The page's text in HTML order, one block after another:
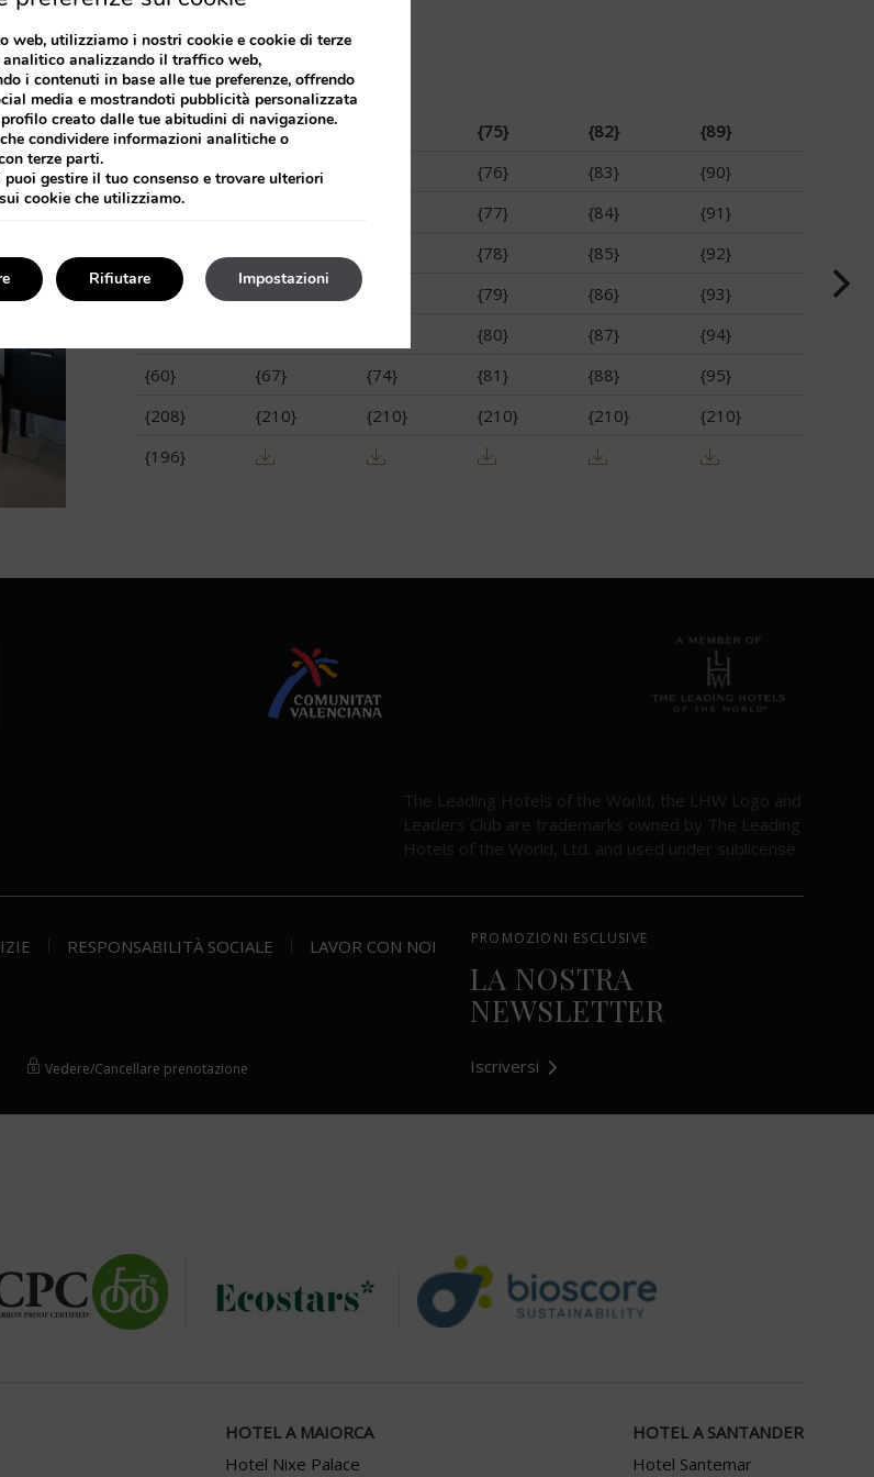
{51}
{54} {61} {75} {82}
{89}
{55}
{62} {76} {83}
{90}
{77} {84}
{91}
{57}
{64} {78} {85}
{92}
{58}
{65} {79} {86}
{93}
{80} {87}
{94}
{60}
{67} {74} {81} {88}
{95}
{208}
{210} {210} {210} {210}
{210}
{196}
The Leading Hotels of the World, the LHW Logo and
Leaders Club are trademarks owned by The Leading
Hotels of the World, Ltd. and used under sublicense
RESPONSABILITÀ SOCIALE LAVOR CON NOI
Vedere/Cancellare prenotazione
PROMOZIONI ESCLUSIVE
LA NOSTRA
NEWSLETTER
Iscriversi
HOTEL A MAIORCA
Hotel Nixe Palace
HOTEL A SANTANDER
Hotel Santemar
web, utilizziamo i nostri cookie e cookie di terze
analizzando il traffico web,
i contenuti in base alle tue preferenze, offrendo
media e mostrandoti pubblicità personalizzata
creato dalle tue abitudini di navigazione.
condividere informazioni analitiche o
terze parti.
puoi gestire il tuo consenso e trovare ulteriori
cookie che utilizziamo.
Impostazioni
Rifiutare